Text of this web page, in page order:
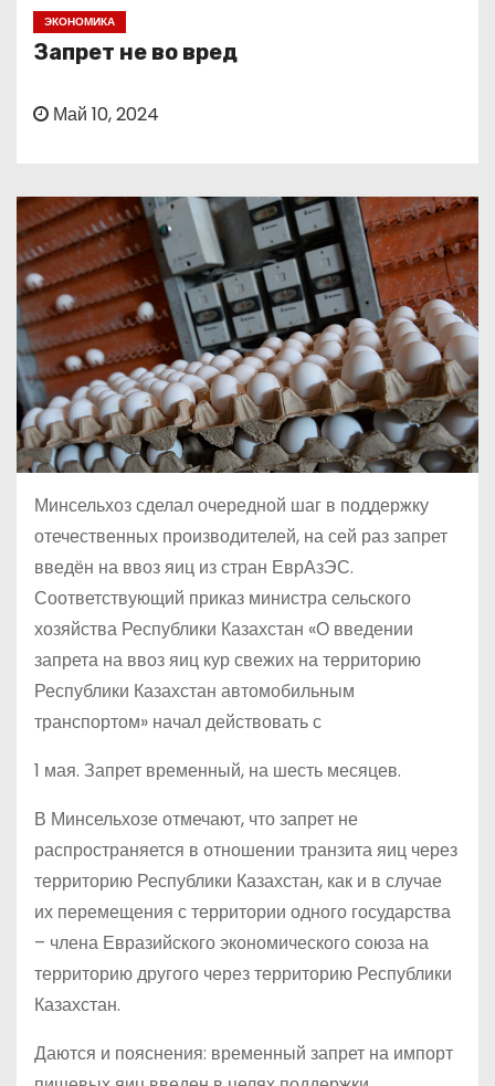
ЭКОНОМИКА
Запрет не во вред
Май 10, 2024
Минсельхоз сделал очередной шаг в поддержку
отечественных производителей, на сей раз запрет
введён на ввоз яиц из стран ЕврАзЭС.
Соответствующий приказ министра сельского
хозяйства Республики Казахстан «О введении
запрета на ввоз яиц кур свежих на территорию
Республики Казахстан автомобильным
транспортом» начал действовать с
1 мая. Запрет временный, на шесть месяцев.
В Минсельхозе отмечают, что запрет не
распространяется в отношении транзита яиц через
территорию Республики Казахстан, как и в случае
их перемещения с территории одного государства
– члена Евразийского экономического союза на
территорию другого через территорию Республики
Казахстан.
Даются и пояснения: временный запрет на импорт